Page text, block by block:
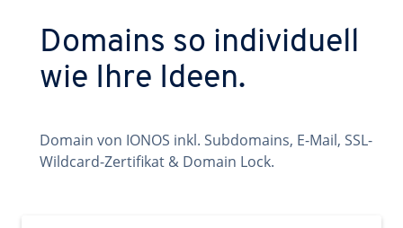
Domains so individuell
wie Ihre Ideen.
Domain von IONOS inkl. Subdomains, E-Mail, SSL-
Wildcard-Zertifikat & Domain Lock.